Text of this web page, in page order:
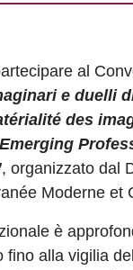
al
e duelli
des
, organizzato dal
Moderne et
è
fino alla vigilia